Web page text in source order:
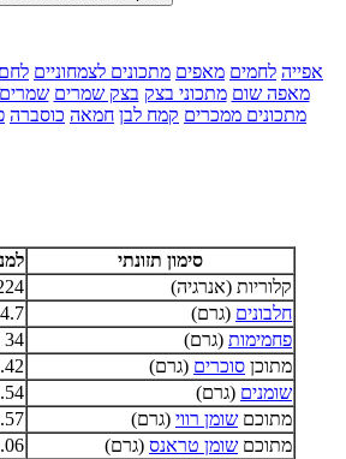
אפייה לחמים מאפים מתכונים לצמחוניים
מאפה שום מתכוני בצק בצק שמרים שמרים
מתכונים ממכרים קמח לבן חמאה כוסברה
סימון תזונתי
קלוריות (אנרגיה)
חלבונים (גרם) 4.7
פחמימות (גרם) 34
מתוכן סוכרים (גרם)
שומנים (גרם)
מתוכם שומן רווי (גרם)
מתוכם שומן טראנס (גרם)